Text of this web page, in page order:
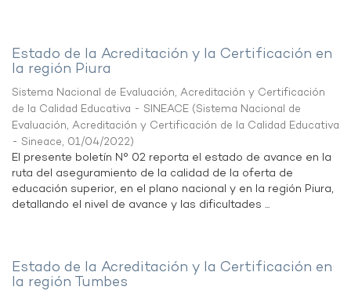
Estado de la Acreditación y la Certificación en
la región Piura
Sistema Nacional de Evaluación, Acreditación y Certificación
de la Calidad Educativa - SINEACE (Sistema Nacional de
Evaluación, Acreditación y Certificación de la Calidad Educativa
- Sineace, 01/04/2022)
El presente boletín N° 02 reporta el estado de avance en la
ruta del aseguramiento de la calidad de la oferta de
educación superior, en el plano nacional y en la región Piura,
detallando el nivel de avance y las dificultades ...
Estado de la Acreditación y la Certificación en
la región Tumbes